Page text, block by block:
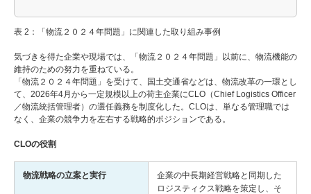
表 2：「物流２０２４年問題」に関連した取り組み事例
気づきを得た企業や現場では、「物流２０２４年問題」以前に、物流機能の
維持のための努力を重ねている。
「物流２０２４年問題」を受けて、国土交通省などは、物流改革の一環とし
て、2026年4月から一定規模以上の荷主企業にCLO（Chief Logistics Officer
／物流統括管理者）の選任義務を制度化した。CLOは、単なる管理職では
なく、企業の競争力を左右する戦略的ポジションである。
CLOの役割
物流戦略の立案と実行
企業の中長期経営戦略と同期した
ロジスティクス戦略を策定し、そ